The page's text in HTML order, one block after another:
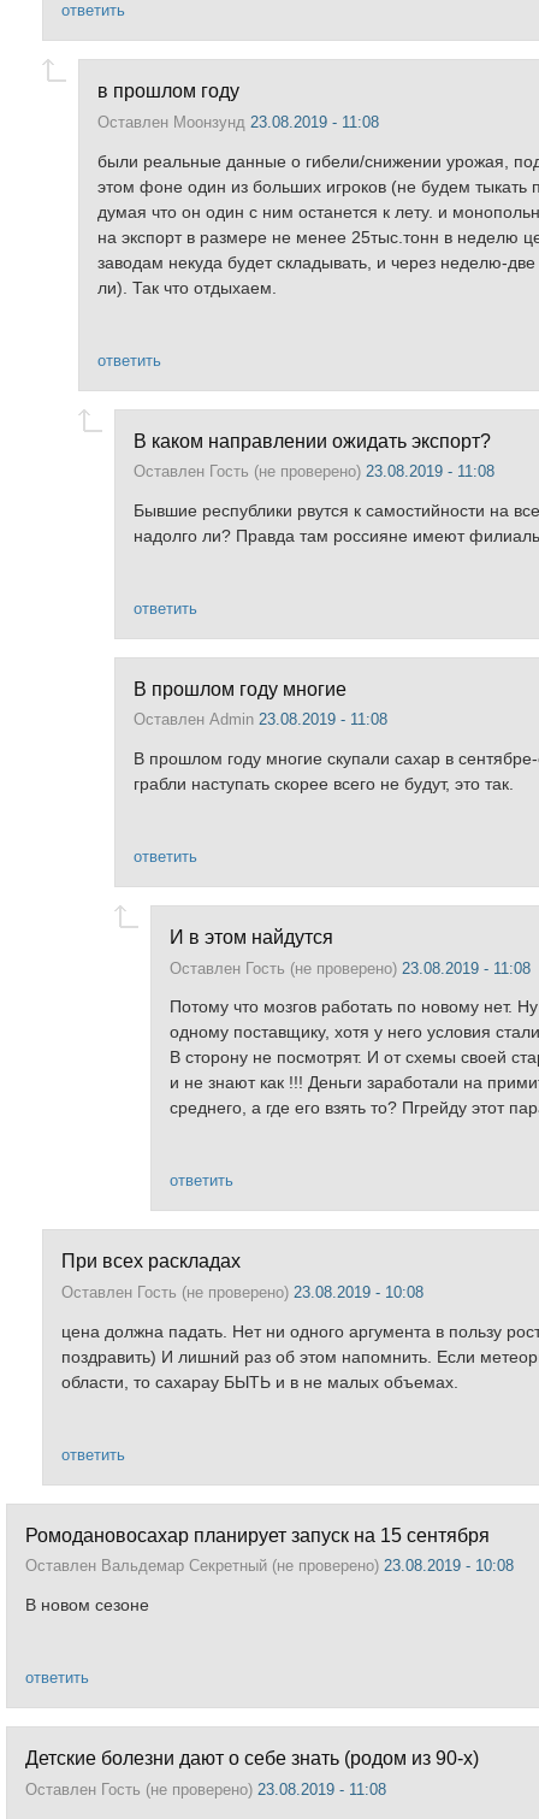
ответить
в прошлом году
Оставлен Моонзунд 23.08.2019 - 11:08
были реальные данные о гибели/снижении урожая,
этом фоне один из больших игроков (не будем
думая что он один с ним останется к лету. и
на экспорт в размере не менее 25тыс.тонн в неделю
заводам некуда будет складывать, и через неделю-
ли). Так что отдыхаем.
ответить
В каком направлении ожидать экспорт?
Оставлен Гость (не проверено) 23.08.2019 - 11:08
Бывшие республики рвутся к самостийности на
надолго ли? Правда там россияне имеют
ответить
В прошлом году многие
Оставлен Admin 23.08.2019 - 11:08
В прошлом году многие скупали сахар в
грабли наступать скорее всего не будут, это так.
ответить
И в этом найдутся
Оставлен Гость (не проверено) 23.08.2019 - 11:08
Потому что мозгов работать по новому нет.
одному поставщику, хотя у него условия
В сторону не посмотрят. И от схемы своей
и не знают как !!! Деньги заработали на
среднего, а где его взять то? Пгрейду этот
ответить
При всех раскладах
Оставлен Гость (не проверено) 23.08.2019 - 10:08
цена должна падать. Нет ни одного аргумента в
поздравить) И лишний раз об этом напомнить. Если
области, то сахарау БЫТЬ и в не малых объемах.
ответить
Ромодановосахар планирует запуск на 15 сентября
Оставлен Вальдемар Секретный (не проверено) 23.08.2019 - 10:08
В новом сезоне
ответить
Детские болезни дают о себе знать (родом из 90-х)
Оставлен Гость (не проверено) 23.08.2019 - 11:08